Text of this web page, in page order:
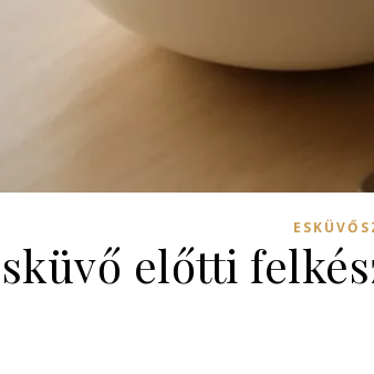
előtti